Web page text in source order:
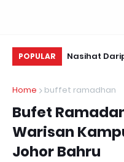
POPULAR Nasihat
Ustaz
Home
buffet ramadhan
Bufet
Warisan
Johor Bahru